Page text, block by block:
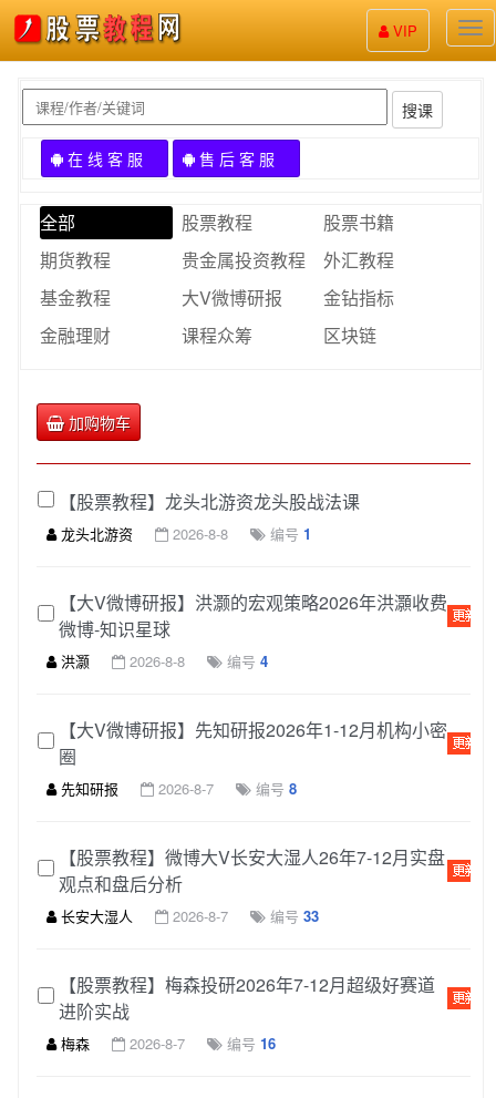
股
票
VIP
搜课
在 线 客 服 售 后 客 服
全部 股票教程
股票书籍
期货教程
贵金属投资教程
外汇教程
基金教程
大V微博研报
金钻指标
金融理财
课程众筹 区块链
加购物车
【股票教程】龙头北游资龙头股战法课
龙头北游资 2026-8-8 编号 1
【大V微博研报】洪灏的宏观策略2026年洪灝收费
微博-知识星球
洪灏 2026-8-8 编号 4
【大V微博研报】先知研报2026年1-12月机构小密
圈
先知研报 2026-8-7 编号 8
【股票教程】微博大V长安大湿人26年7-12月实盘
观点和盘后分析
长安大湿人 2026-8-7 编号 33
【股票教程】梅森投研2026年7-12月超级好赛道
进阶实战
梅森 2026-8-7 编号 16